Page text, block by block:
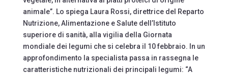
animale”. Lo spiega Laura Rossi, direttrice del Reparto
Nutrizione, Alimentazione e Salute dell’Istituto
superiore di sanità, alla vigilia della Giornata
mondiale dei legumi che si celebra il 10 febbraio. In un
approfondimento la specialista passa in rassegna le
caratteristiche nutrizionali dei principali legumi: “A